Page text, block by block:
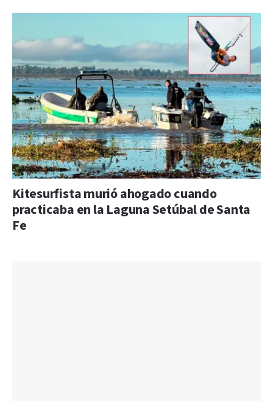
Kitesurfista murió ahogado cuando
practicaba en la Laguna Setúbal de Santa
Fe